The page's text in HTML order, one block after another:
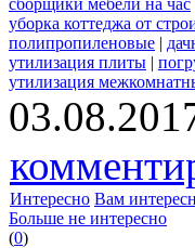
уборка коттеджа от
полипропиленовые |
утилизация плиты |
утилизация
Интересно Вам
Больше не интересно
(0)